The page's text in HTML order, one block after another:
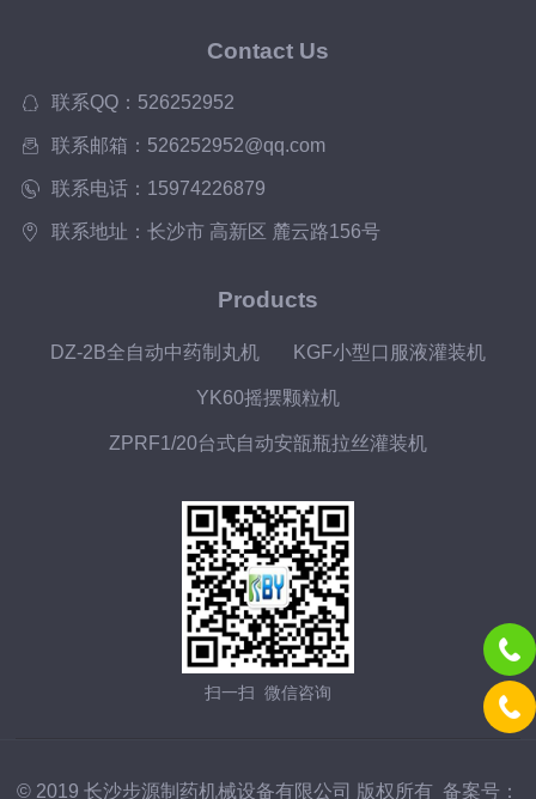
Contact Us
联系QQ：526252952
联系邮箱：526252952@qq.com
联系电话：15974226879
联系地址：长沙市 高新区 麓云路156号
Products
DZ-2B全自动中药制丸机 KGF小型口服液灌装机
YK60摇摆颗粒机
ZPRF1/20台式自动安瓿瓶拉丝灌装机
扫一扫 微信咨询
© 2019 长沙步源制药机械设备有限公司 版权所有 备案号：